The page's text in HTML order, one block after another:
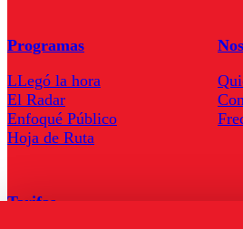
Programas
LLegó la hora
El Radar
Enfoqué Público
Hoja de Ruta
Tarifas